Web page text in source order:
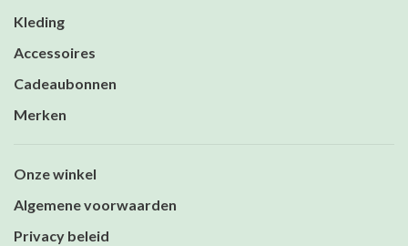
Kleding
Accessoires
Cadeaubonnen
Merken
Onze winkel
Algemene voorwaarden
Privacy beleid